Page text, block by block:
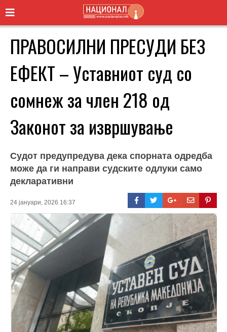
ПРАВОСИЛНИ ПРЕСУДИ БЕЗ
ЕФЕКТ – Уставниот суд со
сомнеж за член 218 од
Законот за извршување
Судот предупредува дека спорната одредба
може да ги направи судските одлуки само
декларативни
24 јануари, 2026 16:37